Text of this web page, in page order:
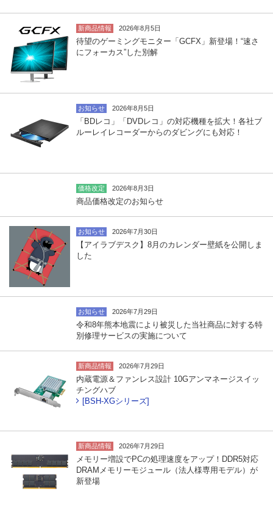
新商品情報 2026年8月5日
待望のゲーミングモニター「GCFX」新登場！“速さ
にフォーカス”した別解
お知らせ 2026年8月5日
「BDレコ」「DVDレコ」の対応機種を拡大！各社ブ
ルーレイレコーダーからのダビングにも対応！
価格改定 2026年8月3日
商品価格改定のお知らせ
お知らせ 2026年7月30日
【アイラブデスク】8月のカレンダー壁紙を公開しま
した
お知らせ 2026年7月29日
令和8年熊本地震により被災した当社商品に対する特
別修理サービスの実施について
新商品情報 2026年7月29日
内蔵電源＆ファンレス設計 10Gアンマネージスイッ
チングハブ
[BSH-XGシリーズ]
新商品情報 2026年7月29日
メモリー増設でPCの処理速度をアップ！DDR5対応
DRAMメモリーモジュール（法人様専用モデル）が
新登場